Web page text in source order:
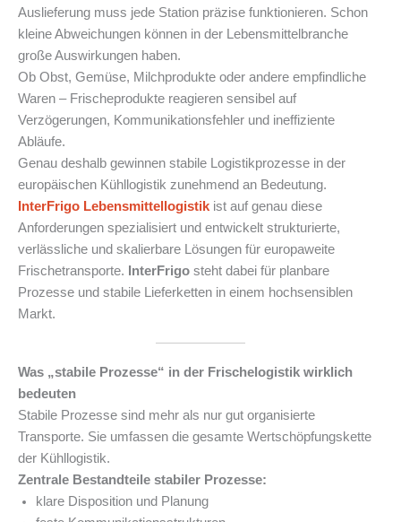
Auslieferung muss jede Station präzise funktionieren. Schon
kleine Abweichungen können in der Lebensmittelbranche
große Auswirkungen haben.
Ob Obst, Gemüse, Milchprodukte oder andere empfindliche
Waren – Frischeprodukte reagieren sensibel auf
Verzögerungen, Kommunikationsfehler und ineffiziente
Abläufe.
Genau deshalb gewinnen stabile Logistikprozesse in der
europäischen Kühllogistik zunehmend an Bedeutung.
InterFrigo Lebensmittellogistik ist auf genau diese
Anforderungen spezialisiert und entwickelt strukturierte,
verlässliche und skalierbare Lösungen für europaweite
Frischetransporte.
InterFrigo steht dabei für planbare
Prozesse und stabile Lieferketten in einem hochsensiblen
Markt.
Was „stabile Prozesse“ in der Frischelogistik wirklich
bedeuten
Stabile Prozesse sind mehr als nur gut organisierte
Transporte. Sie umfassen die gesamte Wertschöpfungskette
der Kühllogistik.
Zentrale Bestandteile stabiler Prozesse:
klare Disposition und Planung